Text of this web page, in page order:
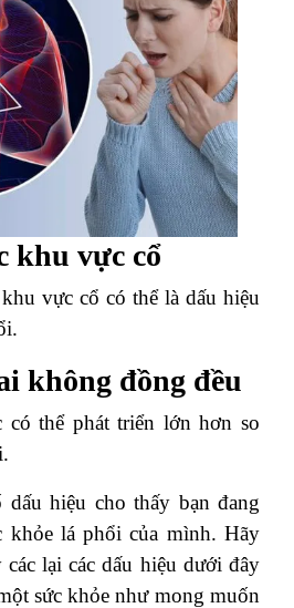
khu vực cổ
vực cổ có thể là dấu hiệu
không đồng đều
có thể phát triển lớn hơn so
hiệu cho thấy bạn đang
khỏe lá phổi của mình. Hãy
lại các dấu hiệu dưới đây
sức khỏe như mong muốn